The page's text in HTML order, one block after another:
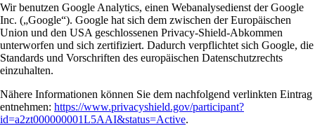
Wir benutzen Google Analytics, einen Webanalysedienst der Google
Inc. („Google“). Google hat sich dem zwischen der Europäischen
Union und den USA geschlossenen Privacy-Shield-Abkommen
unterworfen und sich zertifiziert. Dadurch verpflichtet sich Google, die
Standards und Vorschriften des europäischen Datenschutzrechts
einzuhalten.
Nähere Informationen können Sie dem nachfolgend verlinkten Eintrag
entnehmen: https://www.privacyshield.gov/participant?
id=a2zt000000001L5AAI&status=Active.